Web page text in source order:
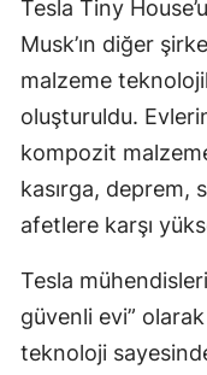
Tesla Tiny
Musk’ın diğer
malzeme
oluşturuldu.
kompozit
kasırga, deprem,
afetlere karşı
Tesla
güvenli evi”
teknoloji